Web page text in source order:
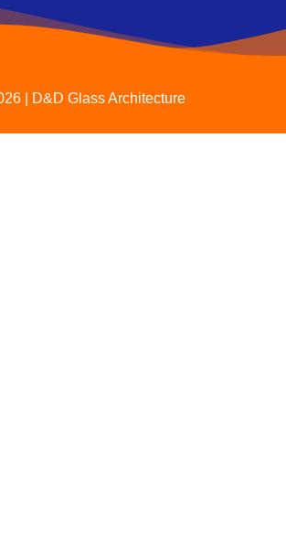
| D&D Glass Architecture